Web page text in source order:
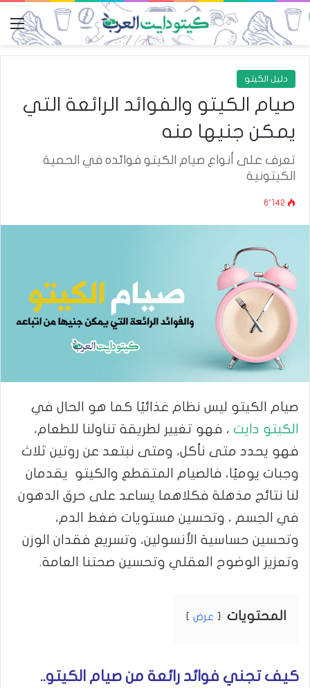
دليل الكيتو
صيام الكيتو والفوائد الرائعة التي
يمكن جنيها منه
تعرف على أنواع صيام الكيتو فوائده في الحمية
الكيتونية
6٬142
صيام الكيتو ليس نظام غذائيًا كما هو الحال في
الكيتو دايت ، فهو تغيير لطريقة تناولنا للطعام،
فهو يحدد متى نأكل، ومتى نبتعد عن روتين ثلاث
وجبات يوميًا، فالصيام المتقطع والكيتو يقدمان
لنا نتائج مذهلة فكلاهما يساعد على حرق الدهون
في الجسم ، وتحسين مستويات ضغط الدم،
وتحسين حساسية الأنسولين، وتسريع فقدان الوزن
وتعزيز الوضوح العقلي وتحسين صحتنا العامة.
المحتويات عرض
كيف تجني فوائد رائعة من صيام الكيتو..